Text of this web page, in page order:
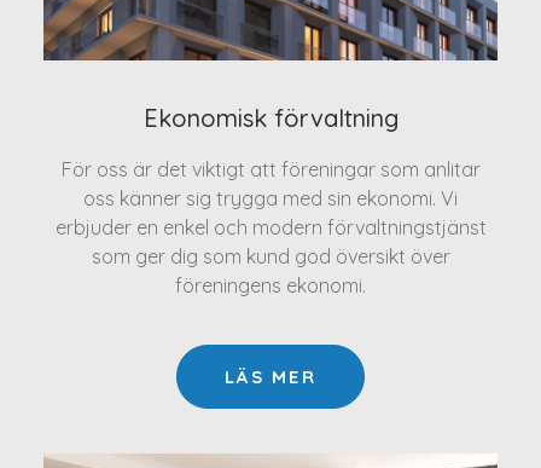
Ekonomisk förvaltning
För oss är det viktigt att föreningar som anlitar
oss känner sig trygga med sin ekonomi. Vi
erbjuder en enkel och modern förvaltningstjänst
som ger dig som kund god översikt över
föreningens ekonomi.
LÄS MER